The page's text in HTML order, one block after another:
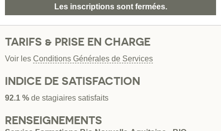
Les inscriptions sont fermées.
TARIFS & PRISE EN CHARGE
Voir les Conditions Générales de Services
INDICE DE SATISFACTION
92.1 % de stagiaires satisfaits
RENSEIGNEMENTS